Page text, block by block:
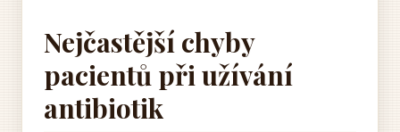
Nejčastější chyby
pacientů při užívání
antibiotik